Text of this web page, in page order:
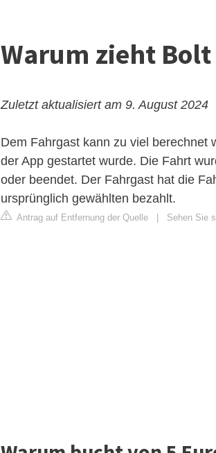
Warum zieht Bolt
Zuletzt aktualisiert am 9. August 2024
Dem Fahrgast kann zu viel berechnet
der App gestartet wurde. Die Fahrt
oder beendet. Der Fahrgast hat die
ursprünglich gewählten bezahlt.
Antrag auf Entfernung der Quelle Sehen Sie